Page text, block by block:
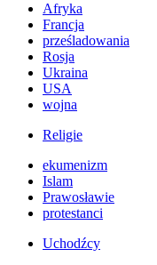
Afryka
Francja
prześladowania
Rosja
Ukraina
USA
wojna
Religie
ekumenizm
Islam
Prawosławie
protestanci
Uchodźcy